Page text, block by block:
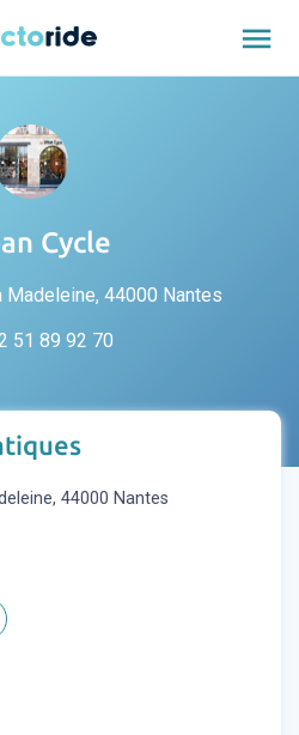
menu
Cycle
Madeleine, 44000 Nantes
51 89 92 70
44000 Nantes